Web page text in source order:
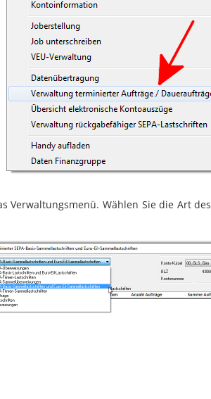
Verwaltungsmenü. Wählen Sie die Art